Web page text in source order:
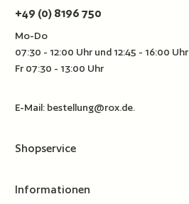
+49 (0) 8196 750
Mo-Do
07:30 - 12:00 Uhr und 12:45 - 16:00 Uhr
Fr 07:30 - 13:00 Uhr
E-Mail: bestellung@rox.de.
Shopservice
Informationen